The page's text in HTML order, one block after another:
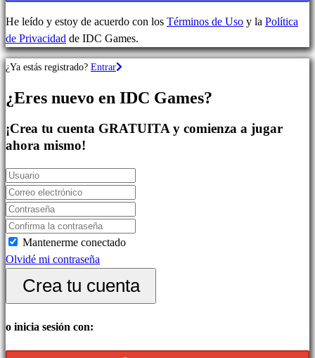
deportes
Shooters
Juegos
de
casual
Juegos
de
Juegos
de
puzles
Juegos
de
Demos
He leído y estoy de acuerdo con los Términos de Uso y la Política
de Privacidad de IDC Games.
¿Ya estás registrado? Entrar
¿Eres nuevo en IDC Games?
¡Crea tu cuenta GRATUITA y comienza a jugar
ahora mismo!
Mantenerme conectado
Olvidé mi contraseña
Crea tu cuenta
o inicia sesión con: